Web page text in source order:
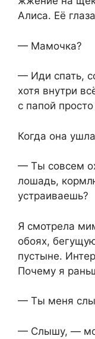
Алиса. Её
— Мамочка?
— Иди спать,
хотя внутри
с папой
Когда она
— Ты совсем
лошадь,
устраиваешь?
Я смотрела
обоях,
пустыне.
Почему я
— Ты меня
— Слышу, —